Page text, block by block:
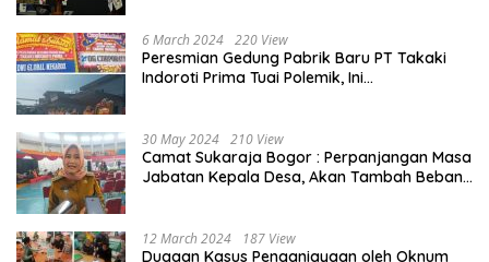
6 March 2024 220 View
Peresmian Gedung Pabrik Baru PT Takaki
Indoroti Prima Tuai Polemik, Ini
30 May 2024 210 View
Camat Sukaraja Bogor : Perpanjangan Masa
Jabatan Kepala Desa, Akan Tambah Beban
12 March 2024 187 View
Dugaan Kasus Penganiayaan oleh Oknum